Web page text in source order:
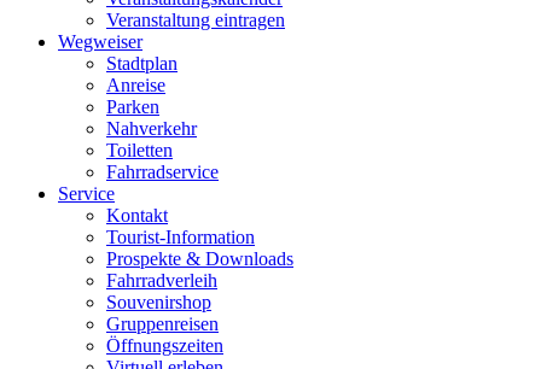
Veranstaltung eintragen
Wegweiser
Stadtplan
Anreise
Parken
Nahverkehr
Toiletten
Fahrradservice
Service
Kontakt
Tourist-Information
Prospekte & Downloads
Fahrradverleih
Souvenirshop
Gruppenreisen
Öffnungszeiten